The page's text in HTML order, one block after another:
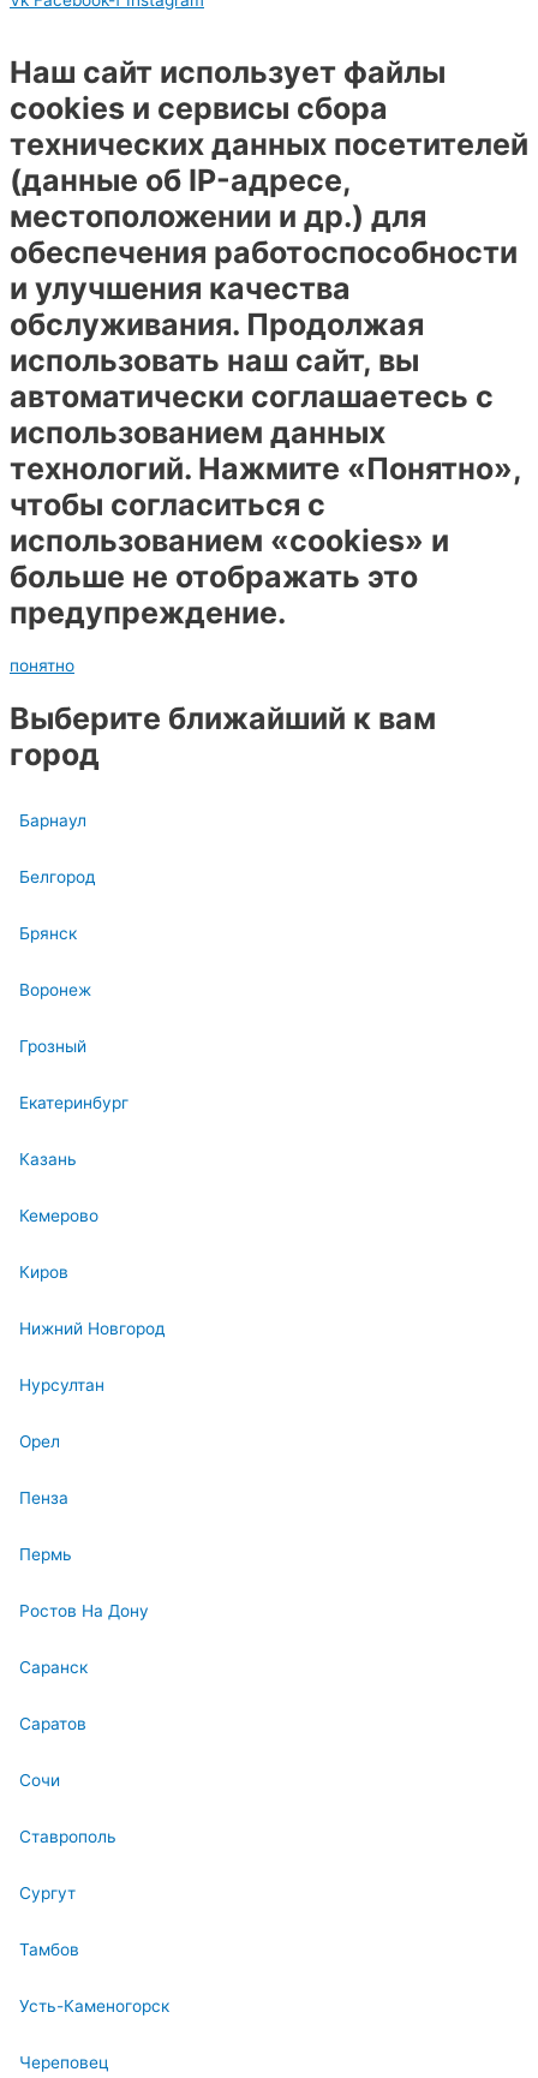
Наш сайт использует файлы
cookies и сервисы сбора
технических данных посетителей
(данные об IP-адресе,
местоположении и др.) для
обеспечения работоспособности
и улучшения качества
обслуживания. Продолжая
использовать наш сайт, вы
автоматически соглашаетесь с
использованием данных
технологий. Нажмите «Понятно»,
чтобы согласиться с
использованием «cookies» и
больше не отображать это
предупреждение.
понятно
Выберите ближайший к вам
город
Барнаул
Белгород
Брянск
Воронеж
Грозный
Екатеринбург
Казань
Кемерово
Киров
Нижний Новгород
Нурсултан
Орел
Пенза
Пермь
Ростов На Дону
Саранск
Саратов
Сочи
Ставрополь
Сургут
Тамбов
Усть-Каменогорск
Череповец